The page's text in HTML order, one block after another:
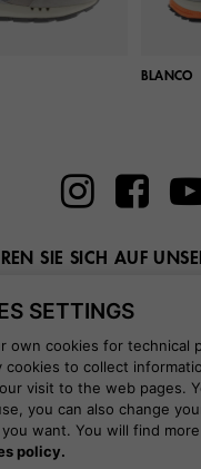
BLANCO
SIE SICH AUF
BLOG
SETTINGS
own cookies for technical
cookies to collect
visit to the web pages.
you can also change
want. You will find
policy.